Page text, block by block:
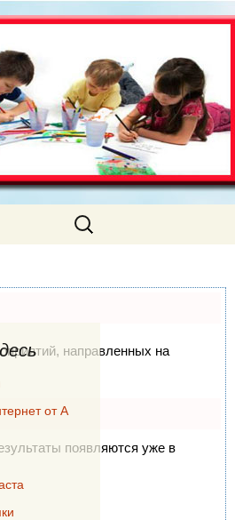
Искать:
направленных на
появляются уже в
от А